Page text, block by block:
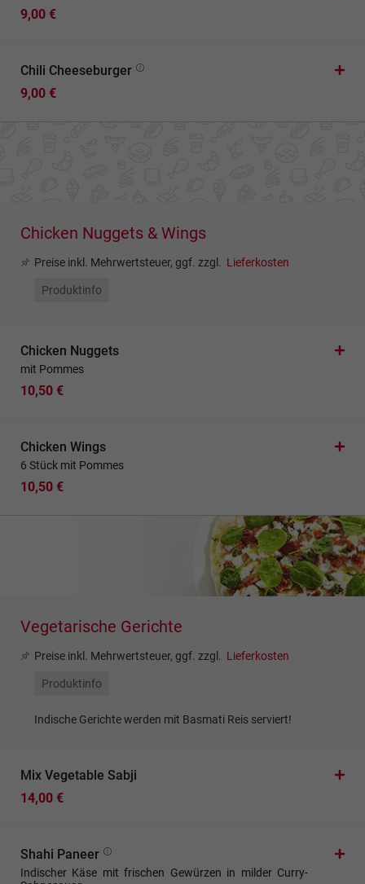
9,00 €
Chili Cheeseburger
9,00 €
Chicken Nuggets & Wings
Preise inkl. Mehrwertsteuer, ggf. zzgl. Lieferkosten
Produktinfo
Chicken Nuggets
mit Pommes
10,50 €
Chicken Wings
6 Stück mit Pommes
10,50 €
Vegetarische Gerichte
Preise inkl. Mehrwertsteuer, ggf. zzgl. Lieferkosten
Produktinfo
Indische Gerichte werden mit Basmati Reis serviert!
Mix Vegetable Sabji
14,00 €
Shahi Paneer
Indischer Käse mit frischen Gewürzen in milder Curry-